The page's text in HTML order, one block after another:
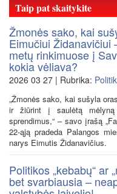
Taip pat skaitykite
Žmonės sako, kai
Eimučiui Židanavičiui
metų rinkimuose į
kokia vėliava?
2026 03 27 | Rubrika:
„Žmonės sako, kai sušyla
ir žiūrint į saulėtą mėlyną
sprendimus,“ – savo įrašą
22-ąją pradeda Palangos
narys Eimutis Židanavičius.
Politikos „kebabų“ ar
bet svarbiausia –